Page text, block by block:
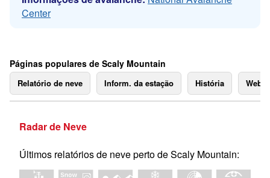
Center
Páginas populares de Scaly Mountain
Relatório de neve Inform. da estação História
Radar de Neve
Últimos relatórios de neve perto de Scaly Mountain: